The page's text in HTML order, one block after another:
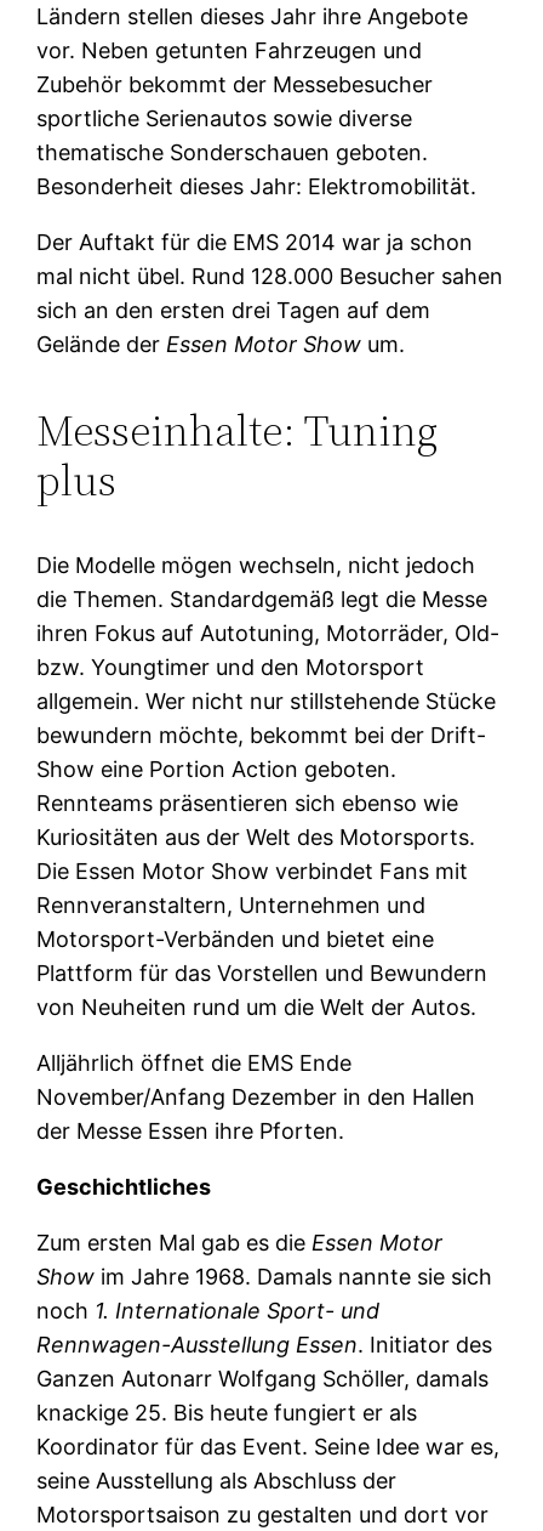
Ländern stellen dieses Jahr ihre Angebote
vor. Neben getunten Fahrzeugen und
Zubehör bekommt der Messebesucher
sportliche Serienautos sowie diverse
thematische Sonderschauen geboten.
Besonderheit dieses Jahr: Elektromobilität.
Der Auftakt für die EMS 2014 war ja schon
mal nicht übel. Rund 128.000 Besucher sahen
sich an den ersten drei Tagen auf dem
Gelände der Essen Motor Show um.
Messeinhalte: Tuning
plus
Die Modelle mögen wechseln, nicht jedoch
die Themen. Standardgemäß legt die Messe
ihren Fokus auf Autotuning, Motorräder, Old-
bzw. Youngtimer und den Motorsport
allgemein. Wer nicht nur stillstehende Stücke
bewundern möchte, bekommt bei der Drift-
Show eine Portion Action geboten.
Rennteams präsentieren sich ebenso wie
Kuriositäten aus der Welt des Motorsports.
Die Essen Motor Show verbindet Fans mit
Rennveranstaltern, Unternehmen und
Motorsport-Verbänden und bietet eine
Plattform für das Vorstellen und Bewundern
von Neuheiten rund um die Welt der Autos.
Alljährlich öffnet die EMS Ende
November/Anfang Dezember in den Hallen
der Messe Essen ihre Pforten.
Geschichtliches
Zum ersten Mal gab es die Essen Motor
Show im Jahre 1968. Damals nannte sie sich
noch 1. Internationale Sport- und
Rennwagen-Ausstellung Essen. Initiator des
Ganzen Autonarr Wolfgang Schöller, damals
knackige 25. Bis heute fungiert er als
Koordinator für das Event. Seine Idee war es,
seine Ausstellung als Abschluss der
Motorsportsaison zu gestalten und dort vor